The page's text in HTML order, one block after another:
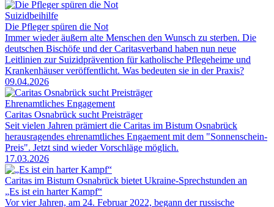
Suizidbeihilfe
Die Pfleger spüren die Not
Immer wieder äußern alte Menschen den Wunsch zu sterben. Die
deutschen Bischöfe und der Caritasverband haben nun neue
Leitlinien zur Suizidprävention für katholische Pflegeheime und
Krankenhäuser veröffentlicht. Was bedeuten sie in der Praxis?
09.04.2026
Ehrenamtliches Engagement
Caritas Osnabrück sucht Preisträger
Seit vielen Jahren prämiert die Caritas im Bistum Osnabrück
herausragendes ehrenamtliches Engaement mit dem "Sonnenschein-
Preis". Jetzt sind wieder Vorschläge möglich.
17.03.2026
Caritas im Bistum Osnabrück bietet Ukraine-Sprechstunden an
„Es ist ein harter Kampf“
Vor vier Jahren, am 24. Februar 2022, begann der russische